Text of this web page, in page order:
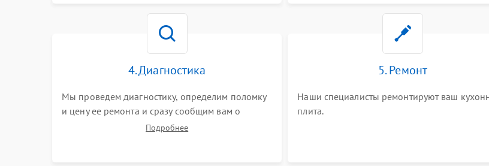
4. Диагностика
Мы проведем диагностику, определим поломку
и цену ее ремонта и сразу сообщим вам о
Подробнее
5. Ремонт
Наши специалисты ремонтируют ваш
плита.